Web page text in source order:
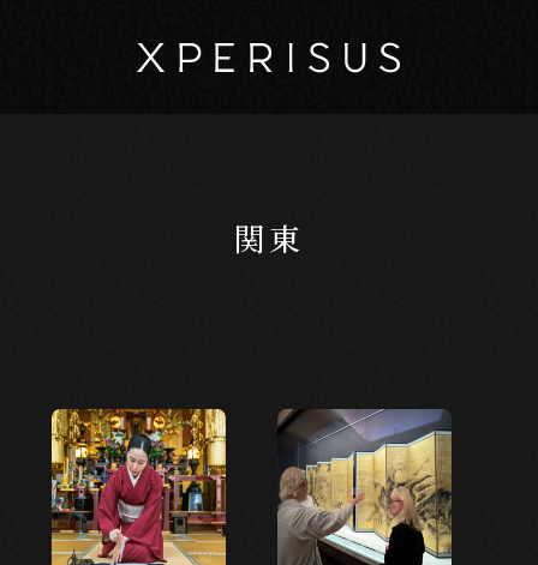
体験から探す
新しい発見 新しい出会い
日本の美 創造 楽しい学び
関東